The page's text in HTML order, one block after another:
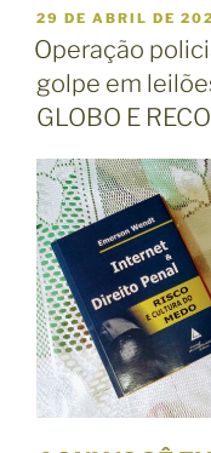
P
U
B
L
I
C
D
O
E
M
29 DE ABRIL DE
Operação
golpe em
GLOBO E